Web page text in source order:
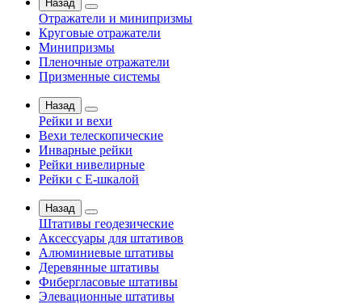
Назад
Отражатели и минипризмы
Круговые отражатели
Минипризмы
Пленочные отражатели
Призменные системы
Назад
Рейки и вехи
Вехи телескопические
Инварные рейки
Рейки нивелирные
Рейки с Е-шкалой
Назад
Штативы геодезические
Аксессуары для штативов
Алюминиевые штативы
Деревянные штативы
Фибергласовые штативы
Элевационные штативы